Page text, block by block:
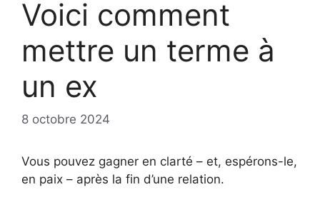
Voici comment
mettre un terme à
un ex
8 octobre 2024
Vous pouvez gagner en clarté – et, espérons-le,
en paix – après la fin d’une relation.